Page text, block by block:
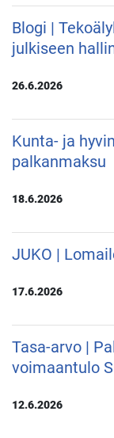
Blogi |
julkiseen
26.6.2026
Kunta- ja
palkanmaksu
18.6.2026
JUKO |
17.6.2026
Tasa-arvo |
voimaantulo
12.6.2026